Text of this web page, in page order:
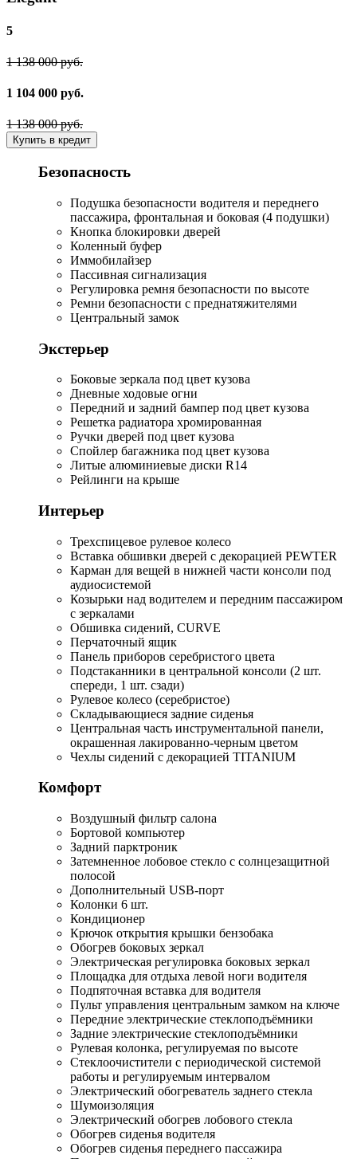
5
1 138 000 руб.
1 104 000 руб.
1 138 000 руб.
Купить в кредит
Безопасность
Подушка безопасности водителя и переднего
пассажира, фронтальная и боковая (4 подушки)
Кнопка блокировки дверей
Коленный буфер
Иммобилайзер
Пассивная сигнализация
Регулировка ремня безопасности по высоте
Ремни безопасности с преднатяжителями
Центральный замок
Экстерьер
Боковые зеркала под цвет кузова
Дневные ходовые огни
Передний и задний бампер под цвет кузова
Решетка радиатора хромированная
Ручки дверей под цвет кузова
Спойлер багажника под цвет кузова
Литые алюминиевые диски R14
Рейлинги на крыше
Интерьер
Трехспицевое рулевое колесо
Вставка обшивки дверей с декорацией PEWTER
Карман для вещей в нижней части консоли под
аудиосистемой
Козырьки над водителем и передним пассажиром
с зеркалами
Обшивка сидений, CURVE
Перчаточный ящик
Панель приборов серебристого цвета
Подстаканники в центральной консоли (2 шт.
спереди, 1 шт. сзади)
Рулевое колесо (серебристое)
Складывающиеся задние сиденья
Центральная часть инструментальной панели,
окрашенная лакированно-черным цветом
Чехлы сидений с декорацией TITANIUM
Комфорт
Воздушный фильтр салона
Бортовой компьютер
Задний парктроник
Затемненное лобовое стекло с солнцезащитной
полосой
Дополнительный USB-порт
Колонки 6 шт.
Кондиционер
Крючок открытия крышки бензобака
Обогрев боковых зеркал
Электрическая регулировка боковых зеркал
Площадка для отдыха левой ноги водителя
Подпяточная вставка для водителя
Пульт управления центральным замком на ключе
Передние электрические стеклоподъёмники
Задние электрические стеклоподъёмники
Рулевая колонка, регулируемая по высоте
Стеклоочистители с периодической системой
работы и регулируемым интервалом
Электрический обогреватель заднего стекла
Шумоизоляция
Электрический обогрев лобового стекла
Обогрев сиденья водителя
Обогрев сиденья переднего пассажира